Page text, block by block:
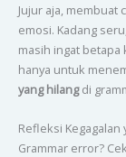
Jujur aja,
emosi. Kadang
masih ingat betapa
hanya untuk
yang hilangdi
Refleksi Kegagalan
Grammar error?